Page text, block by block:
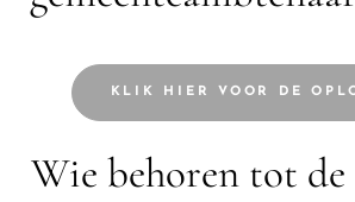
KLIK HIER VOOR DE
Wie behoren tot de